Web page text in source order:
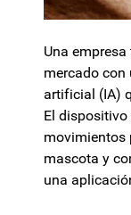
Una
mercado con
artificial (IA)
El
movimientos
mascota y
una